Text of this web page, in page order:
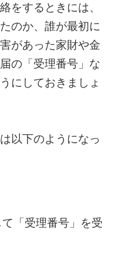
をするときには、
のか、誰が最初に
があった家財や金
の「受理番号」な
にしておきましょ
以下のようになっ
「受理番号」を受